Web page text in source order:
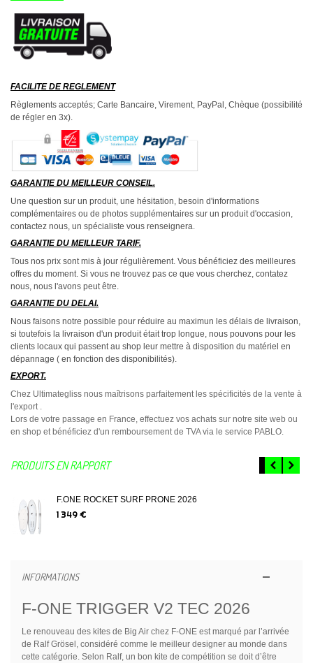
FACILITE DE REGLEMENT
Règlements acceptés; Carte Bancaire, Virement, PayPal, Chèque (possibilité
de régler en 3x).
GARANTIE DU MEILLEUR CONSEIL.
Une question sur un produit, une hésitation, besoin d'informations
complémentaires ou de photos supplémentaires sur un produit d'occasion,
contactez nous, un spécialiste vous renseignera.
GARANTIE DU MEILLEUR TARIF.
Tous nos prix sont mis à jour régulièrement. Vous bénéficiez des meilleures
offres du moment. Si vous ne trouvez pas ce que vous cherchez, contatez
nous, nous l'avons peut être.
GARANTIE DU DELAI.
Nous faisons notre possible pour réduire au maximun les délais de livraison,
si toutefois la livraison d'un produit était trop longue, nous pouvons pour les
clients locaux qui passent au shop leur mettre à disposition du matériel en
dépannage ( en fonction des disponibilités).
EXPORT.
Chez Ultimategliss nous maîtrisons parfaitement les spécificités de la vente à
l'export .
Lors de votre passage en France, effectuez vos achats sur notre site web ou
en shop et bénéficiez d'un remboursement de TVA via le service PABLO.
PRODUITS EN RAPPORT
F.ONE ROCKET SURF PRONE 2026
1 349 €
INFORMATIONS
F-ONE TRIGGER V2 TEC 2026
Le renouveau des kites de Big Air chez F-ONE est marqué par l’arrivée
de Ralf Grösel, considéré comme le meilleur designer au monde dans
cette catégorie. Selon Ralf, un bon kite de compétition se doit d’être